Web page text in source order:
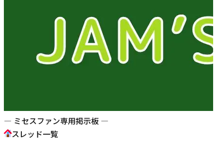
— ミセスファン専用掲示板 —
スレッド一覧